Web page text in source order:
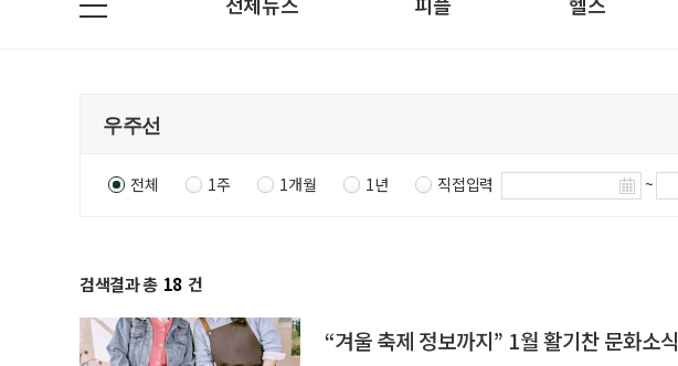
전체 1주 1개월 1년 직접입력 ~
검색결과 총 18 건
“겨울 축제 정보까지” 1월 활기찬 문화소식